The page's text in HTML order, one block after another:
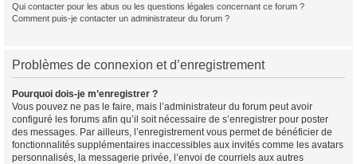
Qui contacter pour les abus ou les questions légales concernant ce forum ?
Comment puis-je contacter un administrateur du forum ?
Problèmes de connexion et d’enregistrement
Pourquoi dois-je m’enregistrer ?
Vous pouvez ne pas le faire, mais l’administrateur du forum peut avoir
configuré les forums afin qu’il soit nécessaire de s’enregistrer pour poster
des messages. Par ailleurs, l’enregistrement vous permet de bénéficier de
fonctionnalités supplémentaires inaccessibles aux invités comme les avatars
personnalisés, la messagerie privée, l’envoi de courriels aux autres